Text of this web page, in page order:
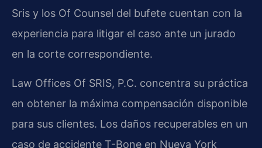
Sris y los Of Counsel del bufete cuentan con la
experiencia para litigar el caso ante un jurado
en la corte correspondiente.
Law Offices Of SRIS, P.C. concentra su práctica
en obtener la máxima compensación disponible
para sus clientes. Los daños recuperables en un
caso de accidente T-Bone en Nueva York